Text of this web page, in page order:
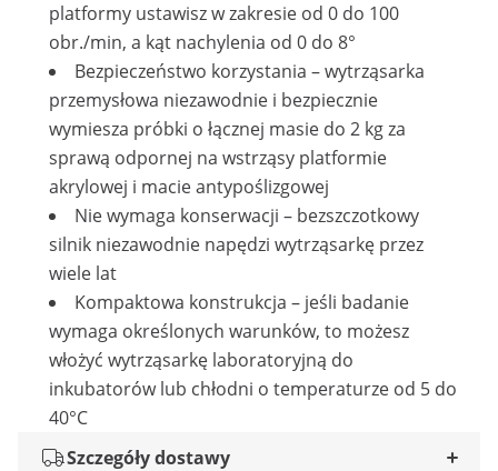
platformy ustawisz w zakresie od 0 do 100
obr./min, a kąt nachylenia od 0 do 8°
Bezpieczeństwo korzystania – wytrząsarka
przemysłowa niezawodnie i bezpiecznie
wymiesza próbki o łącznej masie do 2 kg za
sprawą odpornej na wstrząsy platformie
akrylowej i macie antypoślizgowej
Nie wymaga konserwacji – bezszczotkowy
silnik niezawodnie napędzi wytrząsarkę przez
wiele lat
Kompaktowa konstrukcja – jeśli badanie
wymaga określonych warunków, to możesz
włożyć wytrząsarkę laboratoryjną do
inkubatorów lub chłodni o temperaturze od 5 do
40°C
Szczegóły dostawy